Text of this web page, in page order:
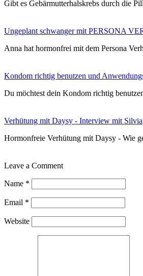
Gibt es Gebärmutterhalskrebs durch die
Ungeplant schwanger mit PERSONA
Anna hat hormonfrei mit dem Persona
Kondom richtig benutzen und
Du möchtest dein Kondom richtig
Verhütung mit Daysy - Interview mit Silvia
Hormonfreie Verhütung mit Daysy - Wie
Leave a Comment
Name *
Email *
Website